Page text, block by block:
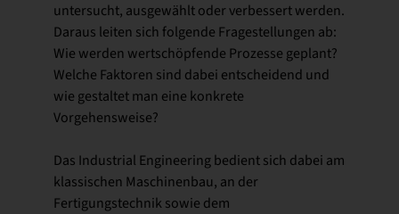
untersucht, ausgewählt oder verbessert werden.
Daraus leiten sich folgende Fragestellungen ab:
Wie werden wertschöpfende Prozesse geplant?
Welche Faktoren sind dabei entscheidend und
wie gestaltet man eine konkrete
Vorgehensweise?
Das Industrial Engineering bedient sich dabei am
klassischen Maschinenbau, an der
Fertigungstechnik sowie dem